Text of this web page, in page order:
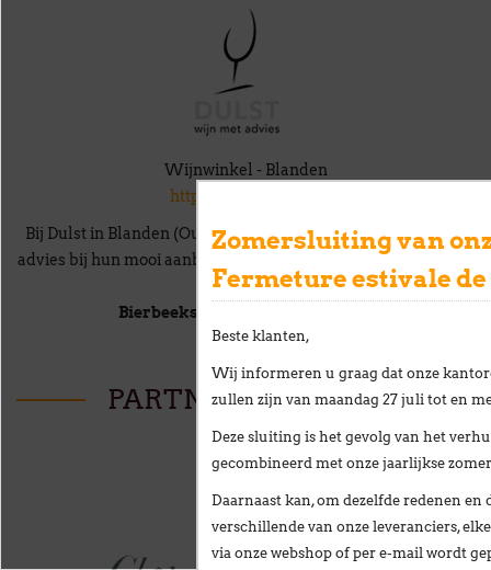
Wijnwinkel - Blanden
http://www.dulst.be/
Bij Dulst in Blanden (Oud-Heverlee) geven ze graag en goed
advies bij hun mooi aanbod aan Spaanse, Italiaanse en Franse
wijnen.
Bierbeekstraat 21 - 3052 Blanden
PARTNERS IN WINE
Zomersluiting van
Fermeture estivale
Beste klanten,
Wij informeren u graag dat onze
zullen zijn vanmaandag 27 juli tot en
Deze sluiting is het gevolg van het
gecombineerd met onzejaarlijkse
Daarnaast kan, om dezelfde redenen
verschillende van onze leveranciers,
via onze webshop of per e-mailwordt